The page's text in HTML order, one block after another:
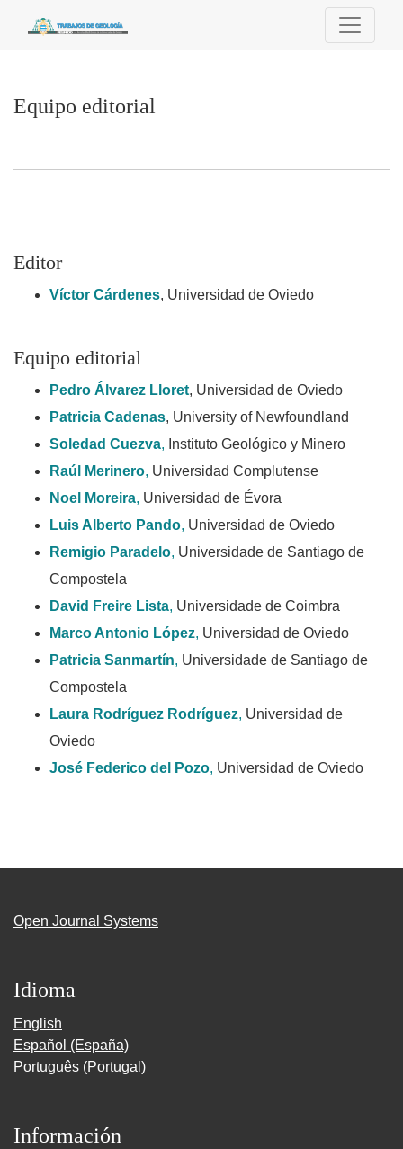
Equipo editorial
Editor
Víctor Cárdenes, Universidad de Oviedo
Equipo editorial
Pedro Álvarez Lloret, Universidad de Oviedo
Patricia Cadenas, University of Newfoundland
Soledad Cuezva, Instituto Geológico y Minero
Raúl Merinero, Universidad Complutense
Noel Moreira, Universidad de Évora
Luis Alberto Pando, Universidad de Oviedo
Remigio Paradelo, Universidade de Santiago de
Compostela
David Freire Lista, Universidade de Coimbra
Marco Antonio López, Universidad de Oviedo
Patricia Sanmartín, Universidade de Santiago de
Compostela
Laura Rodríguez Rodríguez, Universidad de
Oviedo
José Federico del Pozo, Universidad de Oviedo
Open Journal Systems
Idioma
English
Español (España)
Português (Portugal)
Información